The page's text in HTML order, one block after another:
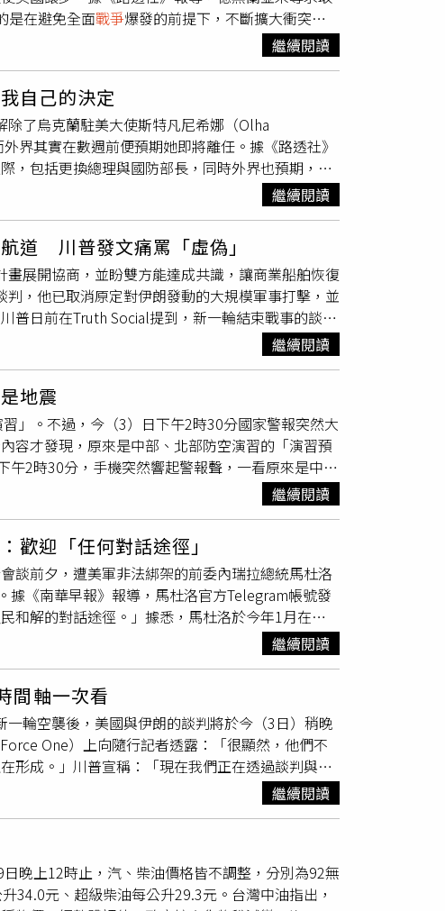
陸外交部副部長馬朝旭亦於7月訪問美國2天，並與
美中之間的貿易緊張局勢仍持續升溫。北京於5
無人機供應鏈的出口限制。此舉是回應華府近期的
將43家中國企業列入實體清單，以及美國聯邦通訊
國際危機組織的William Yang表示，這些經濟衝突
國能否達成共識的能力，「換句話說，如果雙方都
。」
，大幅超越同期Nasdaq指數的145.4%與
報酬。隨著全球科技巨頭持續擴大AI基礎建設投
擎。※免責聲明：文中所提之個股、基金內容僅供
。
括海軍設施及石油基礎建設。距離事發地約40公
艦隊的重要基地；此外，外界也曾報導俄羅斯總
去否認相關說法。俄羅斯外交部發言人扎哈羅娃
炮擊共造成俄羅斯61人死亡、327人受傷；其中7
嚴重的一次無人機攻擊。另一方面，烏克蘭表
2022年4月以來單月平民傷亡的最高紀錄。
是在避免全面戰爭爆發的前提下，不斷擴大衝突範
足伊朗對荷姆茲海峽（Strait of Hormuz）的要求，
非華盛頓接受1種新的現狀，賦予伊朗在荷姆茲海
過讓多個關鍵航道與多國的能源設施面臨風險，伊
盛頓近東政策研究所」（WINEP）資深研究員奈
不斷擴大其升級選項來施壓美國，因此幾乎每週
」奈茨點出關鍵：「他們最大的優勢並不是能夠重
經濟。」伊朗已展現出封鎖荷姆茲海峽航運的能
而德黑蘭如今也釋出訊號稱，任何海上關鍵航道都
脅，更顯示伊朗正進一步提高保護全球商業航運所
息人士指出，伊朗的做法反映伊斯蘭革命衛隊
美國總統川普（Donald Trump）在11月期中選舉
伊朗可利用的機會。該名消息人士補充：「伊朗
為自己可以重擊伊朗，迫使對方回到談判桌，但伊
表示美國與伊朗的談判將於3日舉行，同時宣稱自
新開放荷姆茲海峽。然而，德黑蘭方面出面駁
透露，德黑蘭領導層已認定，過去讓步接受談判
在展開具有實質意義的談判前，必須先建立足夠
分析，德黑蘭認為自己仍掌握主動權，部分原因在
試圖擴大自己的優勢。他們有意在海峽建立主權，
伊朗問題專家艾爾（Alan Eyre）則表示，德黑蘭正
擊，「他們不希望由美國決定事件發展的節
據區域消息人士透露，阿曼已向伊朗提出1項獲波
條水道。然而，德黑蘭要求取得海峽的行政管理
姆茲海峽應不受伊朗控制。如今，伊朗的封鎖行
，區域國家與西方國家的焦點也逐漸轉向保護貿
拉伯主導的新興海上聯盟正是這項轉變的象徵性事
及保障海上航道安全為目標，而非直接與伊朗對
」（Operation Aspides），該任務成立的宗旨同
，這種局面代表某種程度上的成功。儘管無法直接
提高對方必須承擔的成本。無論是荷姆茲海峽，還
，抑或是其他地區，每新增1項威脅，都意味著國
本質，其實是1場耐力賽。伊朗領導層相信，相
能長時間承受經濟壓力。這項策略同時也具有外交
造未來任何談判的條件。華府智庫「美國外交關係
顧問的塔基耶（Ray Takeyh）表示：「如果未來
態勢來回應對方的升級。」然而，目前看來，雙方
原本旨在最大化談判籌碼的策略，最終有可能引發
繼續閱讀
自己的決定
了烏克蘭駐美大使斯特凡尼希娜（Olha
界其實在數週前便預期她即將離任。據《路透社》
，包括更換總理與國防部長，同時外界也預期，烏
希娜在臉書發文表示，離開駐美大使職位是「我自
了許多重要工作。她形容，能夠被派駐美國是她人
凡尼希娜在華府向媒體公布的說法指出，澤倫斯
的其他疑問，她將另行作出回應。烏克蘭媒體報導
關報導也提及，針對她財產申報涉嫌存在違規情事
替斯特凡尼希娜出任烏克蘭駐美大使。據悉，斯特
美大使。由於烏克蘭在對抗俄羅斯的
戰爭中高度
，澤倫斯基與美國總統川普（Donald Trump）之間
黨總統近期對澤倫斯基的態度已較過去更為正
繼續閱讀
道 川普發文痛罵「虛偽」
展開協商，並盼雙方能達成共識，讓商業船舶恢復
，他已取消原定對伊朗發動的大規模軍事打擊，並
普日前在Truth Social提到，新一輪結束戰事的談判
已大致完成，內容包括立即重新開放荷姆茲海峽，
目前沒有相關計畫，而是正與阿曼磋商臨時航道安
露，沙烏地阿拉伯王儲穆罕默德沙爾曼
都曾勸阻美方不要在週末發動空襲，認為仍有機
之一，約有全球20%的原油及液化天然氣需經由此
量降至51艘，較前四天的71艘減少約28%，顯示航
攻擊局面。雖然川普多次宣稱和平談判即將取得
持續存在落差。同時，美國國內也有民調顯示，支
政治壓力。
繼續閱讀
地震
」。不過，今（3）日下午2時30分國家警報突然大
容才發現，原來是中部、北部防空演習的「演習預
午2時30分，手機突然響起警報聲，一看原來是中
會有演習啊，不過怎麼要提前一個禮拜預告啊」。
」、「想說不是時間還沒到，以為地震勒」、「這
」、「演習『預告』用警報聲是幹嘛，害我以為地
演習預告〕8月10日中部地區及8月13日北部地
受空襲，行動網路降速演練，屆時手機上網將受影
容。（圖／翻攝畫面）今年城鎮韌性演習首度納入
情境，將於8月10日（中部）、8月13日（北部）下
員會（NCC）提醒，演練期間，民眾可把握3項原
優先改用固網，以及減少非必要的網路使用，以免
鎮韌性（防空）演習」時程如下：南部（台南市、
中市、彰化縣、南投縣、雲林縣、嘉義市、嘉義
離島（金門縣、連江縣、澎湖縣）：8月11日下午1
。北部（宜蘭縣、基隆市、台北市、新北市、桃
動網路降速演練）。
繼續閱讀
迎「任何對話途徑」
談前夕，遭美軍非法綁架的前委內瑞拉總統馬杜洛
據《南華早報》報導，馬杜洛官方Telegram帳號發
和解的對話途徑。」據悉，馬杜洛於今年1月在美
前被關押在布魯克林大都會拘留中心
多明尼加共和國2日同意，將共同恢復雙方於2年前
國已就外交關係「逐步正常化」的對話，制定1
通管道，造福兩國人民。」兩國此前才在今年2月
拉也努力與秘魯及智利恢復外交關係。這兩國同
關係。被西方媒體形塑為強硬獨裁者的左翼領導人
瑞拉陷入經濟崩潰。這位曾擔任公車司機、並由前
，在2024年總統選舉中取得第3個總統任期授權。
Gonzalez）以壓倒性優勢贏得選舉。在推
格斯（Delcy Rodriguez）繼續擔任代理總統，但
源的美國企業進入投資。此舉也引發外界質疑，華
的資源。
繼續閱讀
間軸一次看
輪空襲後，美國與伊朗的談判將於今（3日）稍晚
One）上向隨行記者透露：「很顯然，他們不
形成。」川普宣稱：「現在我們正在透過談判與他
與會人員。在談及自己的決策時，川普聲稱，伊朗
及卡達，都要求他暫緩發動空襲。川普說：「當盟
所以提出要求，是因為他們認為有機會達成協
，之後還會有核問題協議，或者你也可以稱之為伊
次世界大戰以來最大的1次攻擊」，「如果真的遭
根本無法重建。」川普還宣稱，沙烏地阿拉伯王儲
繼續閱讀
晚上12時止，汽、柴油價格皆不調整，分別為92無
34.0元、超級柴油每公升29.3元。台灣中油指出，